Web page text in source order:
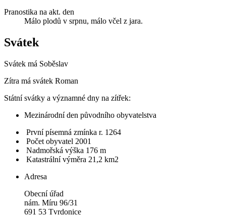
Pranostika na akt. den
Málo plodů v srpnu, málo včel z jara.
Svátek
Svátek má Soběslav
Zítra má svátek Roman
Státní svátky a významné dny na zítřek:
Mezinárodní den původního obyvatelstva
První písemná zmínka r. 1264
Počet obyvatel 2001
Nadmořská výška 176 m
Katastrální výměra 21,2 km2
Adresa
Obecní úřad
nám. Míru 96/31
691 53 Tvrdonice